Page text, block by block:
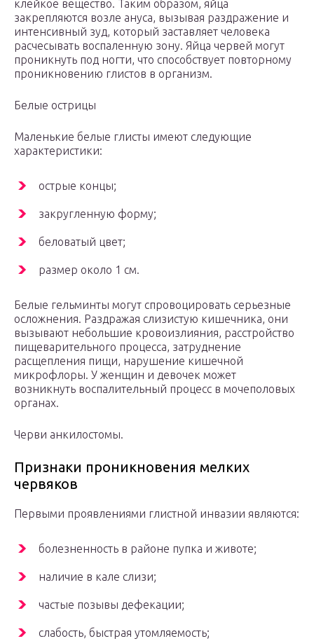
клейкое вещество. Таким образом, яйца
закрепляются возле ануса, вызывая раздражение и
интенсивный зуд, который заставляет человека
расчесывать воспаленную зону. Яйца червей могут
проникнуть под ногти, что способствует повторному
проникновению глистов в организм.
Белые острицы
Маленькие белые глисты имеют следующие
характеристики:
острые концы;
закругленную форму;
беловатый цвет;
размер около 1 см.
Белые гельминты могут спровоцировать серьезные
осложнения. Раздражая слизистую кишечника, они
вызывают небольшие кровоизлияния, расстройство
пищеварительного процесса, затруднение
расщепления пищи, нарушение кишечной
микрофлоры. У женщин и девочек может
возникнуть воспалительный процесс в мочеполовых
органах.
Черви анкилостомы.
Признаки проникновения мелких
червяков
Первыми проявлениями глистной инвазии являются:
болезненность в районе пупка и животе;
наличие в кале слизи;
частые позывы дефекации;
слабость, быстрая утомляемость;